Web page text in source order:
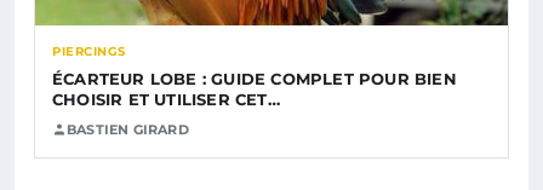
PIERCINGS
ÉCARTEUR LOBE : GUIDE COMPLET POUR BIEN
CHOISIR ET UTILISER CET…
BASTIEN GIRARD